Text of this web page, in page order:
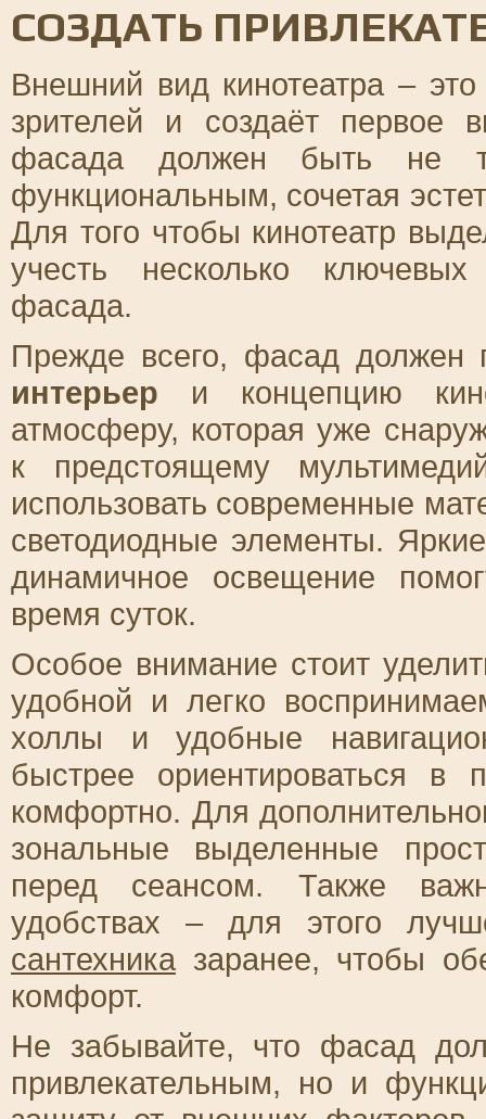
СОЗДАТЬ
Внешний вид кинотеатра –
зрителей и создаёт первое
фасада должен быть не
функциональным, сочетая
Для того чтобы кинотеатр
учесть несколько
фасада.
Прежде всего, фасад должен
интерьер и концепцию
атмосферу, которая уже
к предстоящему
использовать современные
светодиодные элементы.
динамичное освещение
время суток.
Особое внимание стоит
удобной и легко
холлы и удобные
быстрее ориентироваться в
комфортно. Для
зональные выделенные
перед сеансом. Также
удобствах – для этого
сантехника заранее, чтобы
комфорт.
Не забывайте, что фасад
привлекательным, но и